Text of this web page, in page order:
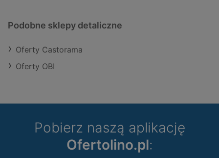
Podobne sklepy detaliczne
Oferty Castorama
Oferty OBI
Pobierz naszą aplikację
Ofertolino.pl: